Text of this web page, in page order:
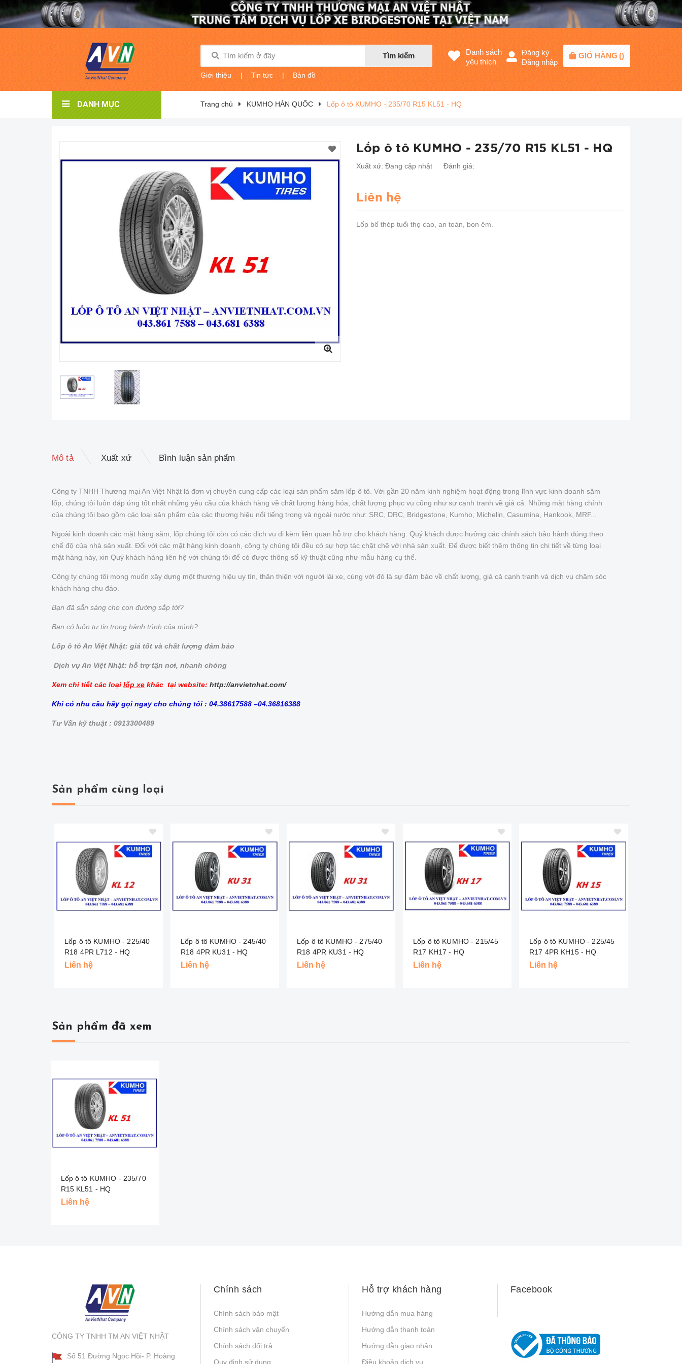
Tìm kiếm
Giới thiệu | Tin tức | Bản đồ
Danh sách
yêu thích
Đăng ký
Đăng nhập
GIỎ HÀNG ()
DANH MỤC Trang chủ KUMHO HÀN QUỐC Lốp ô tô KUMHO - 235/70 R15 KL51 - HQ
Lốp ô tô KUMHO - 235/70 R15 KL51 - HQ
Xuất xứ: Đang cập nhật Đánh giá:
Liên hệ
Lốp bố thép tuổi thọ cao, an toàn, bon êm.
Mô tả Xuất xứ Bình luận sản phẩm
Công ty TNHH Thương mại An Việt Nhật là đơn vị chuyên cung cấp các loại sản phẩm săm lốp ô tô. Với gần 20 năm kinh nghiệm hoạt động trong lĩnh vực kinh doanh săm
lốp, chúng tôi luôn đáp ứng tốt nhất những yêu cầu của khách hàng về chất lượng hàng hóa, chất lượng phục vụ cũng như sự cạnh tranh về giá cả. Những mặt hàng chính
của chúng tôi bao gồm các loại sản phẩm của các thương hiệu nổi tiếng trong và ngoài nước như: SRC, DRC, Bridgestone, Kumho, Michelin, Casumina, Hankook, MRF...
Ngoài kinh doanh các mặt hàng săm, lốp chúng tôi còn có các dịch vụ đi kèm liên quan hỗ trợ cho khách hàng. Quý khách được hưởng các chính sách bảo hành đúng theo
chế độ của nhà sản xuất. Đối với các mặt hàng kinh doanh, công ty chúng tôi đều có sự hợp tác chặt chẽ với nhà sản xuất. Để được biết thêm thông tin chi tiết về từng loại
mặt hàng này, xin Quý khách hàng liên hệ với chúng tôi để có được thông số kỹ thuật cũng như mẫu hàng cụ thể.
Công ty chúng tôi mong muốn xây dựng một thương hiệu uy tín, thân thiện với người lái xe, cùng với đó là sự đảm bảo về chất lượng, giá cả cạnh tranh và dịch vụ chăm sóc
khách hàng chu đáo.
Bạn đã sẵn sàng cho con đường sắp tới?
Bạn có luôn tự tin trong hành trình của mình?
Lốp ô tô An Việt Nhật: giá tốt và chất lượng đảm bảo
Dịch vụ An Việt Nhật: hỗ trợ tận nơi, nhanh chóng
Xem chi tiết các loại lốp xe khác tại website: http://anvietnhat.com/
Khi có nhu cầu hãy gọi ngay cho chúng tôi : 04.38617588 –04.36816388
Tư Vấn kỹ thuật : 0913300489
Sản phẩm cùng loại
Lốp ô tô KUMHO - 225/40
R18 4PR L712 - HQ
Liên hệ
Lốp ô tô KUMHO - 245/40
R18 4PR KU31 - HQ
Liên hệ
Lốp ô tô KUMHO - 275/40
R18 4PR KU31 - HQ
Liên hệ
Lốp ô tô KUMHO - 215/45
R17 KH17 - HQ
Liên hệ
Lốp ô tô KUMHO - 225/45
R17 4PR KH15 - HQ
Liên hệ
Sản phẩm đã xem
Lốp ô tô KUMHO - 235/70
R15 KL51 - HQ
Liên hệ
CÔNG TY TNHH TM AN VIỆT NHẬT
Số 51 Đường Ngọc Hồi- P. Hoàng
Chính sách
Chính sách bảo mật
Chính sách vận chuyển
Chính sách đổi trả
Quy định sử dụng
Hỗ trợ khách hàng
Hướng dẫn mua hàng
Hướng dẫn thanh toán
Hướng dẫn giao nhận
Điều khoản dịch vụ
Facebook